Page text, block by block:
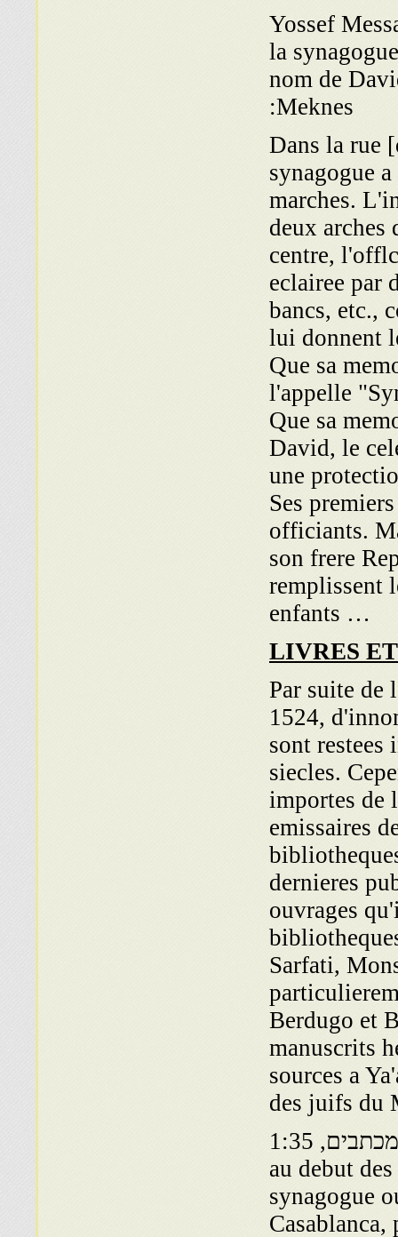
Yossef
la
nom de
Meknes:
Dans la rue
synagogue
marches.
deux arches
centre,
eclairee par
bancs, etc.,
lui donnent
Que sa
l'appelle
Que sa
David, le
une
Ses
officiants.
son frere
remplissent
enfants …
LIVRES
Par suite de
1524,
sont restees
siecles.
importes de
emissaires
dernieres
ouvrages
Sarfati,
Berdugo et
manuscrits
sources a
des juifs du
1:35 ,אוצר המכתבים. Cette synagogue a ete desaffectee
au debut
synagogue